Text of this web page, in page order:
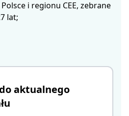
aktualnego
i regionu CEE, zebrane
lat;